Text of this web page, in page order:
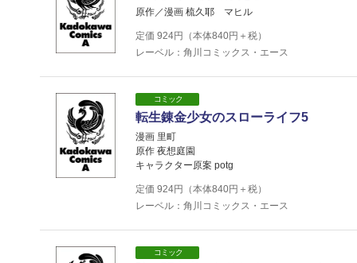
原作／漫画 梳久耶 マヒル
定価 924円（本体840円＋税）
レーベル：角川コミックス・エース
コミック
転生錬金少女のスローライフ5
漫画 里町
原作 夜想庭園
キャラクター原案 potg
定価 924円（本体840円＋税）
レーベル：角川コミックス・エース
コミック